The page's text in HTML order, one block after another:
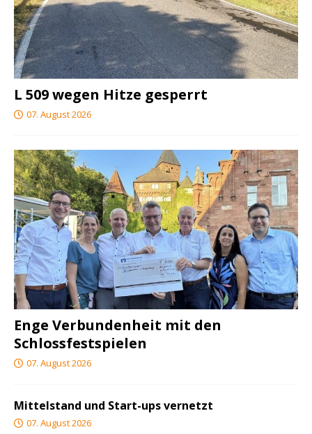
L 509 wegen Hitze gesperrt
07. August 2026
Enge Verbundenheit mit den
Schlossfestspielen
07. August 2026
Mittelstand und Start-ups vernetzt
07. August 2026